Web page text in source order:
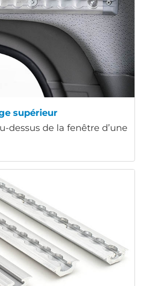
supérieur
dessus de la fenêtre d’une